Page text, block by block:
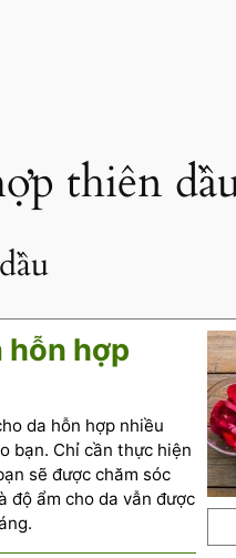
thiên
hỗn hợp
da hỗn hợp nhiều
bạn. Chỉ cần thực hiện
sẽ được chăm sóc
độ ẩm cho da vẫn được